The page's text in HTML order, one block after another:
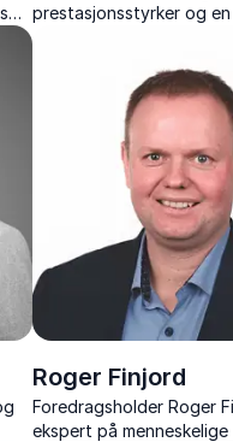
prestasjonsstyrker og
som presterer å gjøre
Roger Finjord
Foredragsholder Roger
ekspert på menneskelige